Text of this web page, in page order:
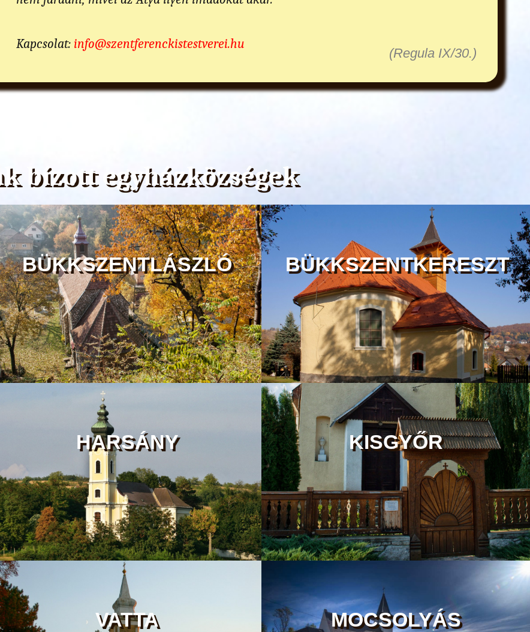
(Regula IX/30.)
Kapcsolat: info@szentferenckistestverei.hu
bízott egyházközségek
BÜKKSZENTLÁSZLÓ BÜKKSZENTKERESZT
HARSÁNY KISGYŐR
VATTA MOCSOLYÁS